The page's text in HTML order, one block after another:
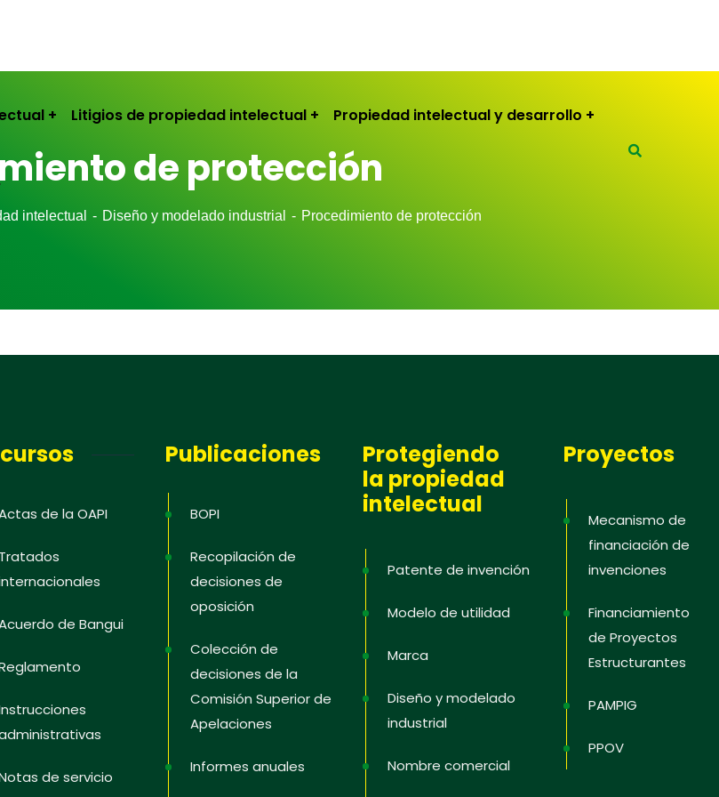
Litigios de propiedad intelectual Propiedad intelectual y desarrollo
de protección
intelectual Diseño y modelado industrial Procedimiento de protección
de la OAPI
Tratados
de Bangui
de servicio
Publicaciones
BOPI
Recopilación de
decisiones de
oposición
Colección de
decisiones de la
Comisión Superior de
Apelaciones
Informes anuales
Protegiendo
la propiedad
intelectual
Patente de invención
Modelo de utilidad
Marca
Diseño y modelado
industrial
Nombre comercial
Proyectos
Mecanismo de
financiación de
invenciones
Financiamiento
de Proyectos
Estructurantes
PAMPIG
PPOV
noticias de propiedad
consejos para proteger y
educativos.